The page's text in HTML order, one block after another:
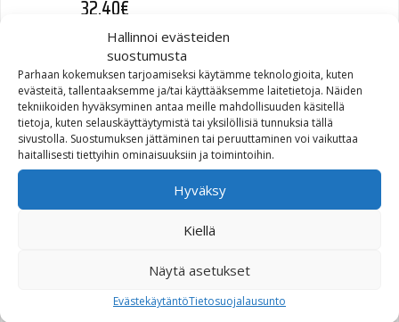
Hallinnoi evästeiden
suostumusta
Parhaan kokemuksen tarjoamiseksi käytämme teknologioita, kuten
evästeitä, tallentaaksemme ja/tai käyttääksemme laitetietoja. Näiden
tekniikoiden hyväksyminen antaa meille mahdollisuuden käsitellä
tietoja, kuten selauskäyttäytymistä tai yksilöllisiä tunnuksia tällä
sivustolla. Suostumuksen jättäminen tai peruuttaminen voi vaikuttaa
haitallisesti tiettyihin ominaisuuksiin ja toimintoihin.
Hyväksy
Kiellä
Näytä asetukset
EvästekäytäntöTietosuojalausunto
32,40€
SW-Motech Vaimennettu
GPS-pidike Honda NT700V
Deauville musta
47,60€